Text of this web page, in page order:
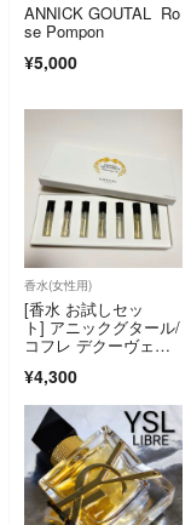
ANNICK GOUTAL Ro
se Pompon
¥5,000
香水(女性用)
[香水 お試しセッ
ト] アニックグタール/
コフレ デクーヴェル
¥4,300